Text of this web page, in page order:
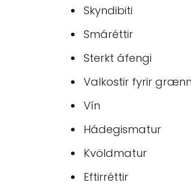
Skyndibiti
Smáréttir
Sterkt áfengi
Valkostir fyrir
Vín
Hádegismatur
Kvöldmatur
Eftirréttir